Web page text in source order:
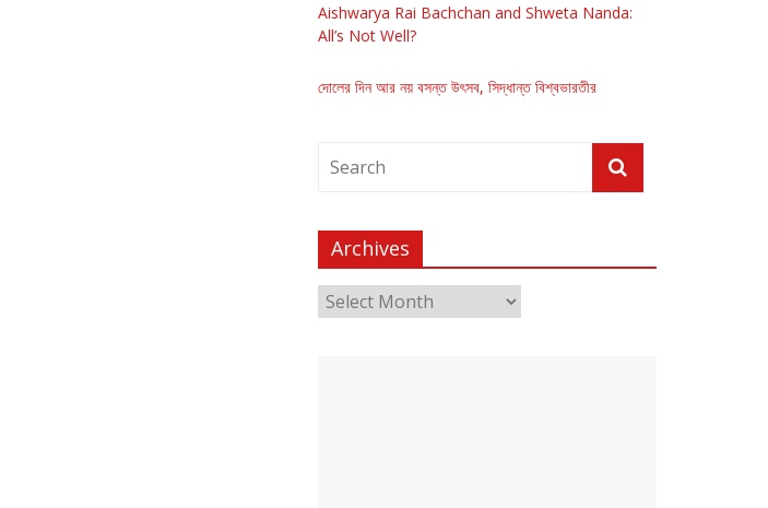
Aishwarya Rai Bachchan and Shweta Nanda:
All’s Not Well?
দোলের দিন আর নয় বসন্ত উৎসব, সিদ্ধান্ত বিশ্বভারতীর
Archives